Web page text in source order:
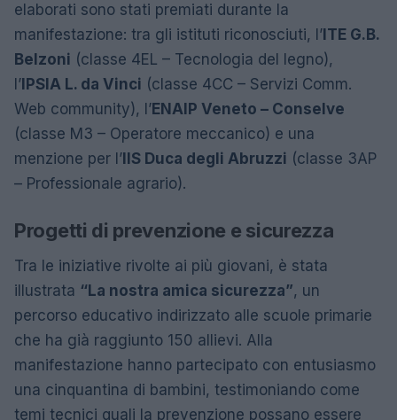
elaborati sono stati premiati durante la
manifestazione: tra gli istituti riconosciuti, l’ ITE G.B.
Belzoni (classe 4EL – Tecnologia del legno),
l’ IPSIA L. da Vinci (classe 4CC – Servizi Comm.
Web community), l’ENAIP Veneto – Conselve
(classe M3 – Operatore meccanico) e una
menzione per l’ IIS Duca degli Abruzzi (classe 3AP
– Professionale agrario).
Progetti di prevenzione e sicurezza
Tra le iniziative rivolte ai più giovani, è stata
illustrata “La nostra amica sicurezza”, un
percorso educativo indirizzato alle scuole primarie
che ha già raggiunto 150 allievi. Alla
manifestazione hanno partecipato con entusiasmo
una cinquantina di bambini, testimoniando come
temi tecnici quali la prevenzione possano essere